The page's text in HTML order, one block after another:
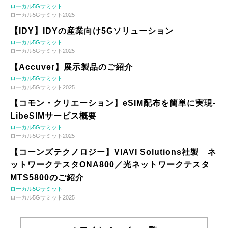
ローカル5Gサミット
ローカル5Gサミット2025
【IDY】IDYの産業向け5Gソリューション
ローカル5Gサミット
ローカル5Gサミット2025
【Accuver】展示製品のご紹介
ローカル5Gサミット
ローカル5Gサミット2025
【コモン・クリエーション】eSIM配布を簡単に実現-
LibeSIMサービス概要
ローカル5Gサミット
ローカル5Gサミット2025
【コーンズテクノロジー】VIAVI Solutions社製 ネ
ットワークテスタONA800／光ネットワークテスタ
MTS5800のご紹介
ローカル5Gサミット
ローカル5Gサミット2025